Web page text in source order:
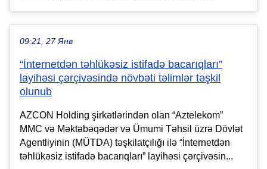
09:21, 27 Янв
“İnternetdən təhlükəsiz istifadə bacarıqları”
layihəsi çərçivəsində növbəti təlimlər təşkil
olunub
AZCON Holding şirkətlərindən olan “Aztelekom”
MMC və Məktəbəqədər və Ümumi Təhsil üzrə Dövlət
Agentliyinin (MÜTDA) təşkilatçılığı ilə “İnternetdən
təhlükəsiz istifadə bacarıqları” layihəsi çərçivəsin...